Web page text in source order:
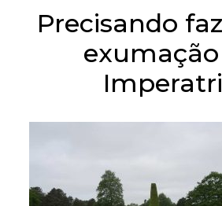
Precisando